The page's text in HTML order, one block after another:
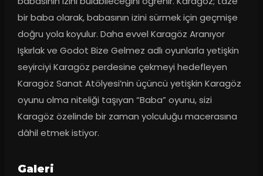
bir baba olarak, babasının izini sürmek için geçmişe
doğru yola koyulur. Daha evvel Karagöz Aranıyor
Işkırlak ve Godot Bize Gelmez adlı oyunlarla yetişkin
seyirciyi Karagöz perdesine çekmeyi hedefleyen
Karagöz Sanat Atölyesi’nin üçüncü yetişkin Karagöz
oyunu olma niteliği taşıyan “Baba” oyunu, sizi
Karagöz özelinde bir zaman yolculuğu macerasına
dâhil etmek istiyor.
Galeri